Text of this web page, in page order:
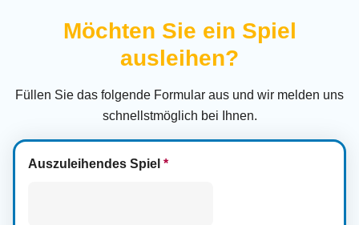
Möchten Sie ein Spiel
ausleihen?
Füllen Sie das folgende Formular aus und wir melden uns
schnellstmöglich bei Ihnen.
Auszuleihendes Spiel *